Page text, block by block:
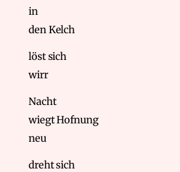
in
den Kelch
löst sich
wirr
Nacht
wiegt Hofnung
neu
dreht sich